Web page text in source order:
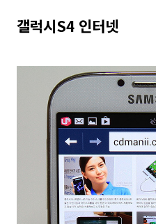
갤럭시S4 인터넷